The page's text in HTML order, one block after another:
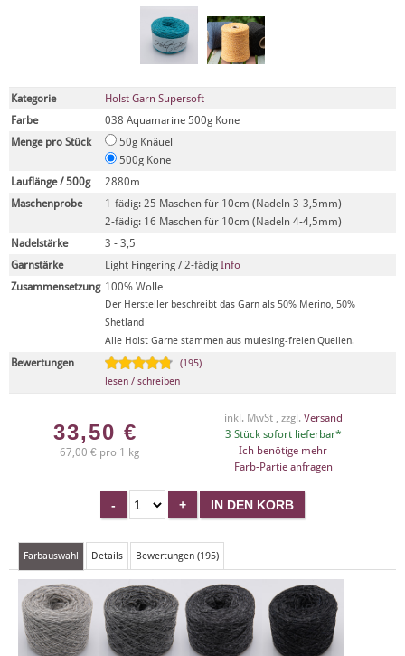
Kategorie
Holst Garn Supersoft
Farbe
038 Aquamarine 500g Kone
Menge pro Stück
50g Knäuel
500g Kone
Lauflänge / 500g
2880m
Maschenprobe
1-fädig: 25 Maschen für 10cm (Nadeln 3-3,5mm)
2-fädig: 16 Maschen für 10cm (Nadeln 4-4,5mm)
Nadelstärke
3 - 3,5
Garnstärke
Light Fingering / 2-fädig Info
Zusammensetzung 100% Wolle
Der Hersteller beschreibt das Garn als 50% Merino, 50%
Shetland
Alle Holst Garne stammen aus mulesing-freien Quellen.
Bewertungen
(195)
lesen / schreiben
33,50 €
67,00 € pro 1 kg
inkl. MwSt , zzgl. Versand
3 Stück sofort lieferbar*
Ich benötige mehr
Farb-Partie anfragen
Farbauswahl Details Bewertungen (195)